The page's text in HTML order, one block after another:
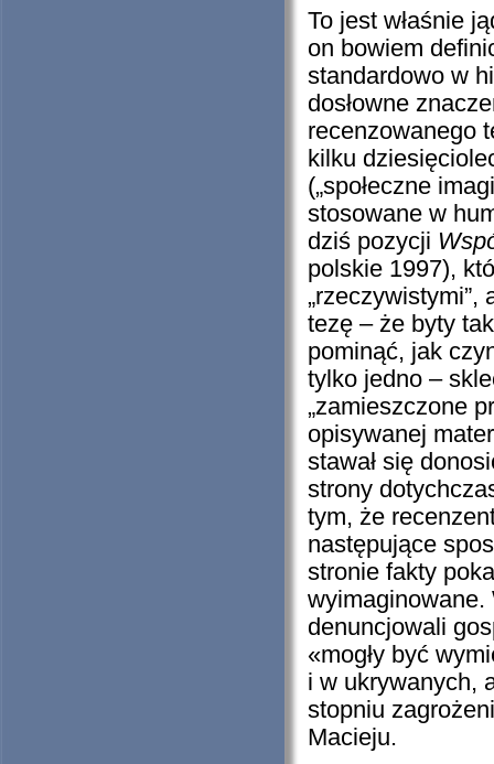
To jest właśnie
on bowiem
standardowo w
dosłowne
recenzowanego
kilku
(„społeczne
stosowane w
dziś pozycji
polskie 1997),
„rzeczywistymi”,
tezę – że byty
pominąć, jak
tylko jedno –
„zamieszczone
opisywanej
stawał się
strony
tym, że
następujące
stronie fakty
wyimaginowane.
denuncjowali
«mogły być
i w ukrywanych,
stopniu
Macieju.